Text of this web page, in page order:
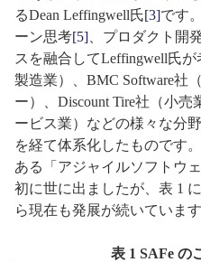
るDean Leffingwell氏[3]です
ーン思考[5] 、プロダクト開
スを融合してLeffingwell氏が
製造業）、BMC Software社
ー）、Discount Tire社（小売
ービス業）などの様々な分
を経て体系化したものです
ある「アジャイルソフトウェ
初に世に出ましたが、表 1
ら現在も発展が続いています
表 1 SAFe の